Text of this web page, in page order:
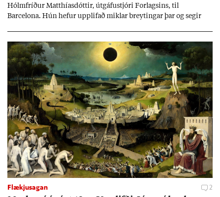
Hólm­fríð­ur Matth­ías­dótt­ir, út­gáfu­stjóri For­lags­ins, til
Barcelona. Hún hef­ur upp­lif­að mikl­ar breyt­ing­ar þar og seg­ir
jafnt sem styrkj­um til menn­ing­ar­mála. Þá hafi katalónsk­an hlot­
ið með­byr.
Flækjusagan 2